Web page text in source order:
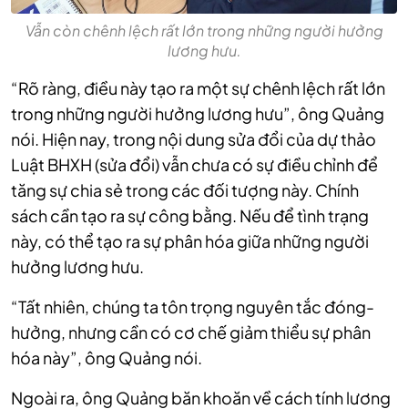
Vẫn còn chênh lệch rất lớn trong những người hưởng
lương hưu.
“Rõ ràng, điều này tạo ra một sự chênh lệch rất lớn
trong những người hưởng lương hưu”, ông Quảng
nói. Hiện nay, trong nội dung sửa đổi của dự thảo
Luật BHXH (sửa đổi) vẫn chưa có sự điều chỉnh để
tăng sự chia sẻ trong các đối tượng này. Chính
sách cần tạo ra sự công bằng. Nếu để tình trạng
này, có thể tạo ra sự phân hóa giữa những người
hưởng lương hưu.
“Tất nhiên, chúng ta tôn trọng nguyên tắc đóng-
hưởng, nhưng cần có cơ chế giảm thiểu sự phân
hóa này”, ông Quảng nói.
Ngoài ra, ông Quảng băn khoăn về cách tính lương